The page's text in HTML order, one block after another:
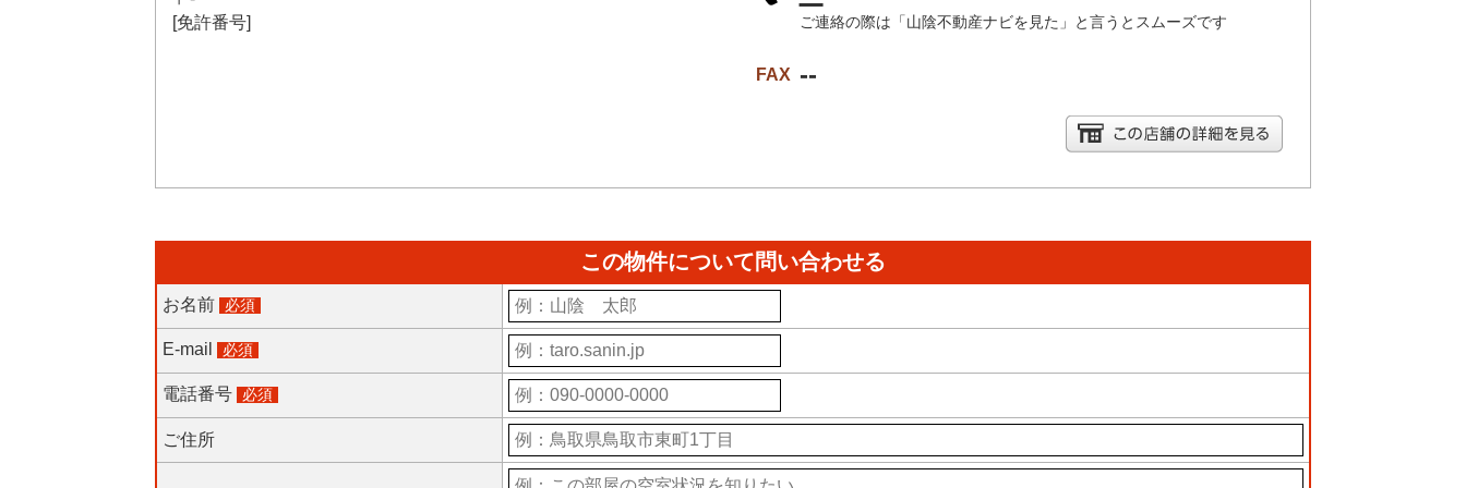
[免許番号]
ご連絡の際は「山陰不動産ナビを見た」と言うとスムーズです
FAX --